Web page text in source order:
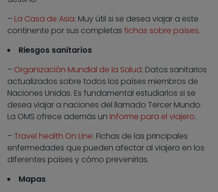
– La Casa de Asia: Muy útil si se desea viajar a este
continente por sus completas fichas sobre países.
Riesgos sanitarios
– Organización Mundial de la Salud: Datos sanitarios
actualizados sobre todos los países miembros de
Naciones Unidas. Es fundamental estudiarlos si se
desea viajar a naciones del llamado Tercer Mundo.
La OMS ofrece además un Informe para el viajero.
–Travel health On Line: Fichas de las principales
enfermedades que pueden afectar al viajero en los
diferentes países y cómo prevenirlas.
Mapas